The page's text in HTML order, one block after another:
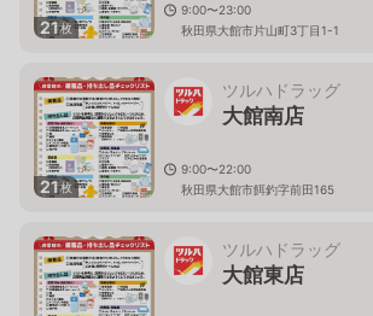
21枚
9:00〜23:00
秋田県大館市片山町3丁目1-1
21枚
ツルハドラッグ
大館南店
9:00〜22:00
秋田県大館市餌釣字前田165
ツルハドラッグ
大館東店